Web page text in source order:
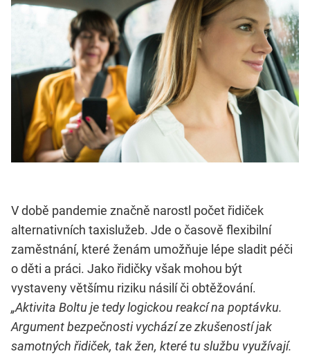
V době pandemie značně narostl počet řidiček
alternativních taxislužeb. Jde o časově flexibilní
zaměstnání, které ženám umožňuje lépe sladit péči
o děti a práci. Jako řidičky však mohou být
vystaveny většímu riziku násilí či obtěžování.
„Aktivita Boltu je tedy logickou reakcí na poptávku.
Argument bezpečnosti vychází ze zkušeností jak
samotných řidiček, tak žen, které tu službu využívají.